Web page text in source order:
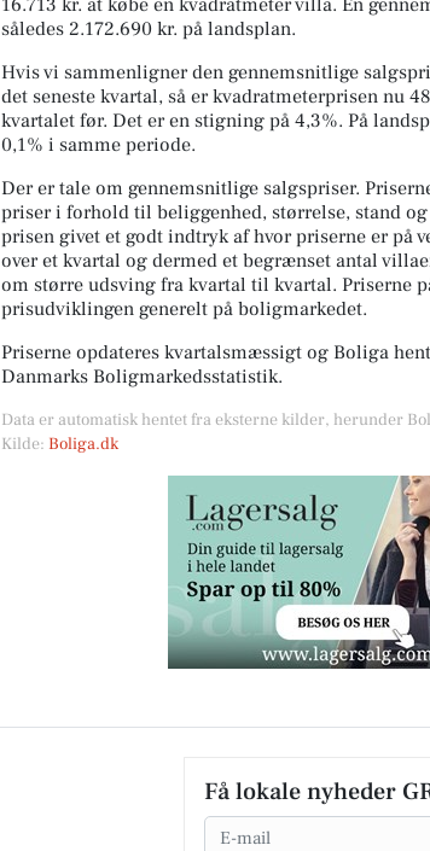
16.713 kr. at købe en kvadratmeter villa. En
således 2.172.690 kr. på landsplan.
Hvis vi sammenligner den gennemsnitlige
det seneste kvartal, så er kvadratmeterprisen nu
kvartalet før. Det er en stigning på 4,3%. På
0,1% i samme periode.
Der er tale om gennemsnitlige salgspriser.
priser i forhold til beliggenhed, størrelse, stand
prisen givet et godt indtryk af hvor priserne er på
over et kvartal og dermed et begrænset antal
om større udsving fra kvartal til kvartal. Priserne
prisudviklingen generelt på boligmarkedet.
Priserne opdateres kvartalsmæssigt og Boliga
Danmarks Boligmarkedsstatistik.
Data er automatisk hentet fra eksterne kilder, herunder
Kilde: Boliga.dk
Få lokale nyheder
Email